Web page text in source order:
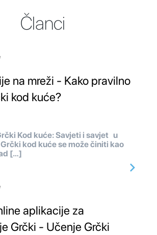
Članci
na mreži - Kako pravilno
kod kuće?
Kod kuće: Savjeti i savjet u
kod kuće se može činiti kao
[…]
aplikacije za
Grčki - Učenje Grčki